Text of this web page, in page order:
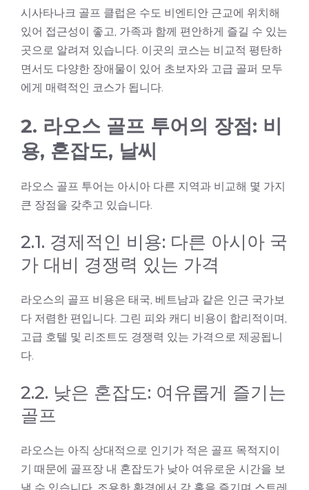
시사타나크 골프 클럽은 수도 비엔티안 근교에 위치해
있어 접근성이 좋고, 가족과 함께 편안하게 즐길 수 있는
곳으로 알려져 있습니다. 이곳의 코스는 비교적 평탄하
면서도 다양한 장애물이 있어 초보자와 고급 골퍼 모두
에게 매력적인 코스가 됩니다.
2. 라오스 골프 투어의 장점: 비
용, 혼잡도, 날씨
라오스 골프 투어는 아시아 다른 지역과 비교해 몇 가지
큰 장점을 갖추고 있습니다.
2.1. 경제적인 비용: 다른 아시아 국
가 대비 경쟁력 있는 가격
라오스의 골프 비용은 태국, 베트남과 같은 인근 국가보
다 저렴한 편입니다. 그린 피와 캐디 비용이 합리적이며,
고급 호텔 및 리조트도 경쟁력 있는 가격으로 제공됩니
다.
2.2. 낮은 혼잡도: 여유롭게 즐기는
골프
라오스는 아직 상대적으로 인기가 적은 골프 목적지이
기 때문에 골프장 내 혼잡도가 낮아 여유로운 시간을 보
낼 수 있습니다. 조용한 환경에서 각 홀을 즐기며 스트레